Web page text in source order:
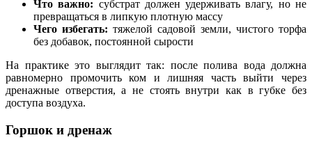
Что важно: субстрат должен удерживать влагу, но не
превращаться в липкую плотную массу
Чего избегать: тяжелой садовой земли, чистого торфа
без добавок, постоянной сырости
На практике это выглядит так: после полива вода должна
равномерно промочить ком и лишняя часть выйти через
дренажные отверстия, а не стоять внутри как в губке без
доступа воздуха.
Горшок и дренаж